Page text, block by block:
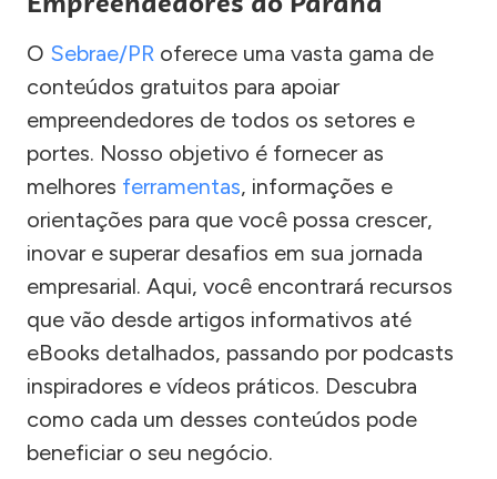
O Sebrae/PR oferece uma vasta gama de
conteúdos gratuitos para apoiar
empreendedores de todos os setores e
portes. Nosso objetivo é fornecer as
melhores ferramentas, informações e
orientações para que você possa crescer,
inovar e superar desafios em sua jornada
empresarial. Aqui, você encontrará recursos
que vão desde artigos informativos até
eBooks detalhados, passando por podcasts
inspiradores e vídeos práticos. Descubra
como cada um desses conteúdos pode
beneficiar o seu negócio.